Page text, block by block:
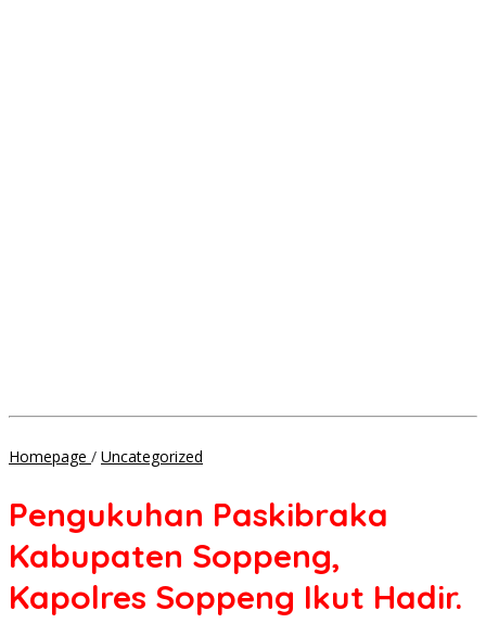
Homepage / Uncategorized
Soppeng,
Soppeng
Hadir.
Pengukuhan Paskibraka
Kabupaten Soppeng,
Kapolres Soppeng Ikut Hadir.